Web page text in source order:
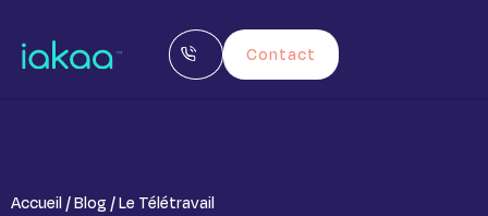
Contact
Accueil / Blog / Le Télétravail